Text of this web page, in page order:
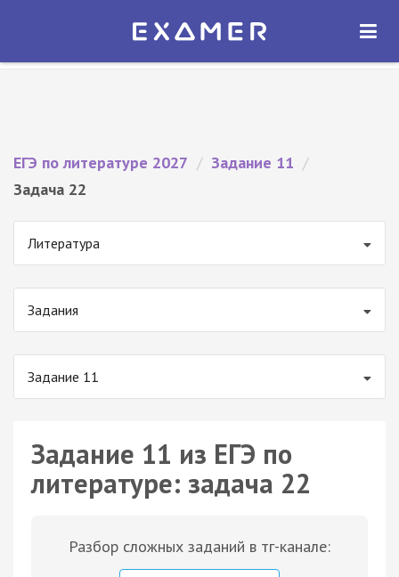
Экзамер — ЕГЭ 2027
ОТКРЫТЬ
ЕГЭ по литературе 2027 / Задание 11 /
Задача 22
Литература
Задания
Задание 11
Задание 11 из ЕГЭ по
литературе: задача 22
Разбор сложных заданий в тг-канале: